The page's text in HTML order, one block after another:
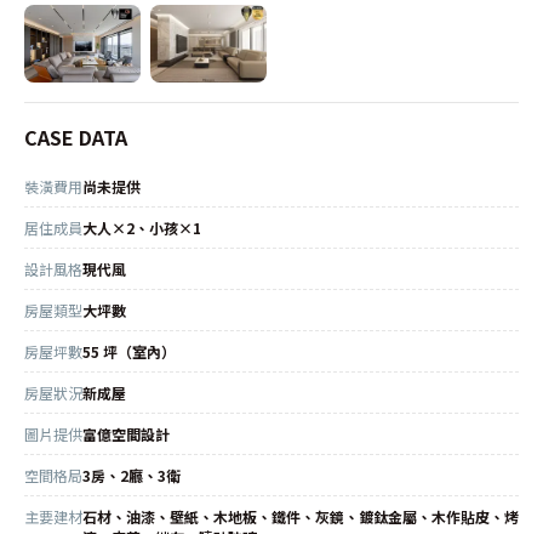
CASE DATA
裝潢費用尚未提供
居住成員大人×2、小孩×1
設計風格現代風
房屋類型大坪數
房屋坪數55 坪（室內）
房屋狀況新成屋
圖片提供富億空間設計
空間格局3房、2廳、3衛
主要建材石材、油漆、壁紙、木地板、鐵件、灰鏡、鍍鈦金屬、木作貼皮、烤